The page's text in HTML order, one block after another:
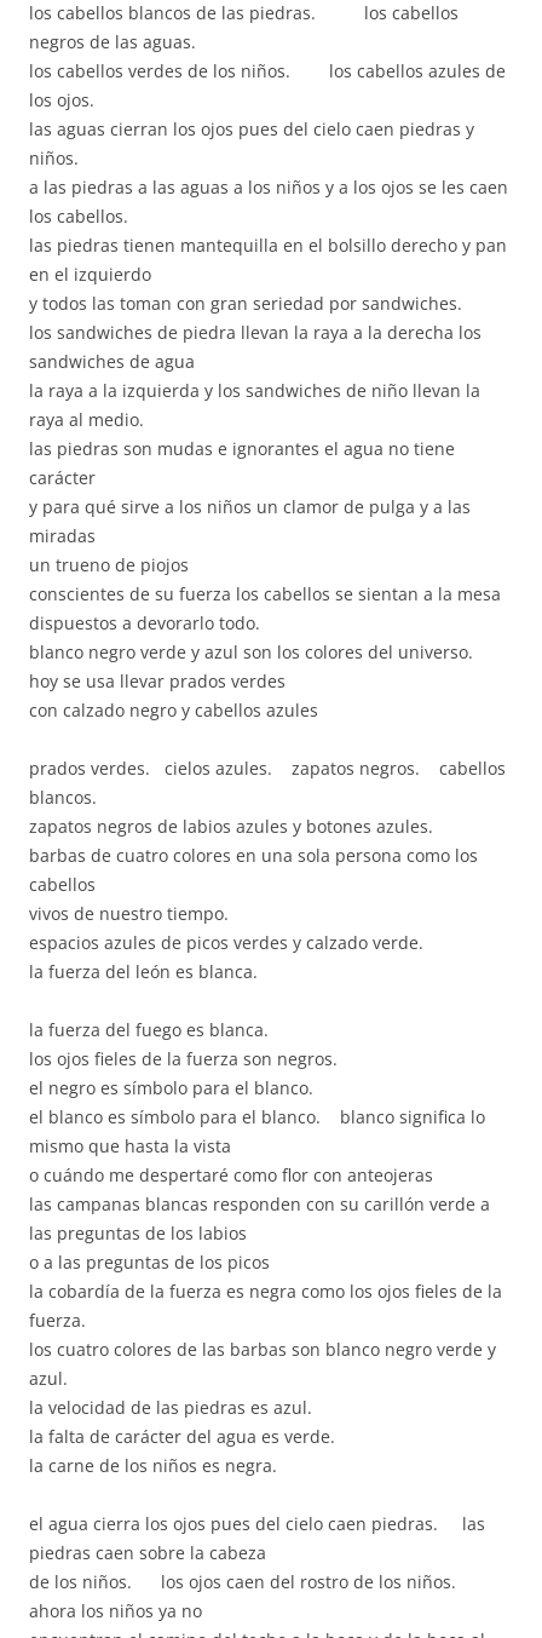
los cabellos blancos de las piedras. los cabellos
negros de las aguas.
los cabellos verdes de los niños. los cabellos azules de
los ojos.
las aguas cierran los ojos pues del cielo caen piedras y
niños.
a las piedras a las aguas a los niños y a los ojos se les caen
los cabellos.
las piedras tienen mantequilla en el bolsillo derecho y pan
en el izquierdo
y todos las toman con gran seriedad por sandwiches.
los sandwiches de piedra llevan la raya a la derecha los
sandwiches de agua
la raya a la izquierda y los sandwiches de niño llevan la
raya al medio.
las piedras son mudas e ignorantes el agua no tiene
carácter
y para qué sirve a los niños un clamor de pulga y a las
miradas
un trueno de piojos
conscientes de su fuerza los cabellos se sientan a la mesa
dispuestos a devorarlo todo.
blanco negro verde y azul son los colores del universo.
hoy se usa llevar prados verdes
con calzado negro y cabellos azules
prados verdes. cielos azules. zapatos negros. cabellos
blancos.
zapatos negros de labios azules y botones azules.
barbas de cuatro colores en una sola persona como los
cabellos
vivos de nuestro tiempo.
espacios azules de picos verdes y calzado verde.
la fuerza del león es blanca.
la fuerza del fuego es blanca.
los ojos fieles de la fuerza son negros.
el negro es símbolo para el blanco.
el blanco es símbolo para el blanco. blanco significa lo
mismo que hasta la vista
o cuándo me despertaré como flor con anteojeras
las campanas blancas responden con su carillón verde a
las preguntas de los labios
o a las preguntas de los picos
la cobardía de la fuerza es negra como los ojos fieles de la
fuerza.
los cuatro colores de las barbas son blanco negro verde y
azul.
la velocidad de las piedras es azul.
la falta de carácter del agua es verde.
la carne de los niños es negra.
el agua cierra los ojos pues del cielo caen piedras. las
piedras caen sobre la cabeza
de los niños. los ojos caen del rostro de los niños.
ahora los niños ya no